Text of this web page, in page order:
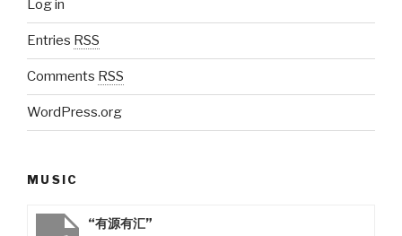
Log in
Entries RSS
Comments RSS
WordPress.org
MUSIC
“有源有汇”